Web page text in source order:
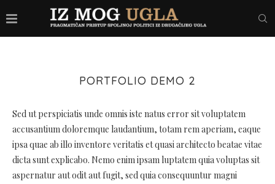
PORTFOLIO DEMO 2
Sed ut perspiciatis unde omnis iste natus error sit voluptatem
accusantium doloremque laudantium, totam rem aperiam, eaque
ipsa quae ab illo inventore veritatis et quasi architecto beatae vitae
dicta sunt explicabo. Nemo enim ipsam luptatem quia voluptas sit
aspernatur aut odit aut fugit, sed quia consequuntur magni